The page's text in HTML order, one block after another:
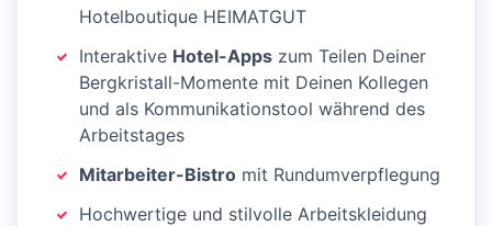
Hotelboutique HEIMATGUT
Interaktive Hotel-Apps zum Teilen Deiner
Bergkristall-Momente mit Deinen Kollegen
und als Kommunikationstool während des
Arbeitstages
Mitarbeiter-Bistro mit Rundumverpflegung
Hochwertige und stilvolle Arbeitskleidung